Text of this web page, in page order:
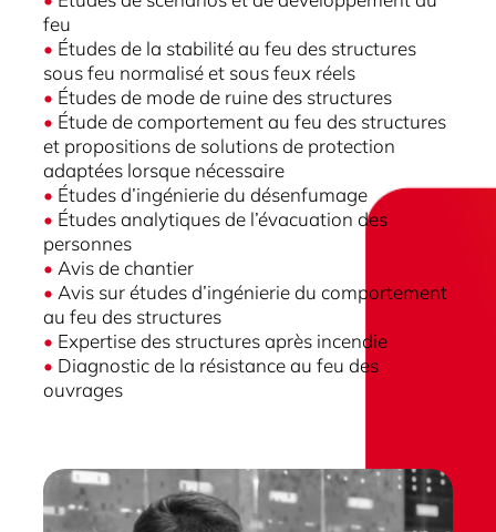
feu
• Études de la stabilité au feu des structures
sous feu normalisé et sous feux réels
• Études de mode de ruine des structures
• Étude de comportement au feu des structures
et propositions de solutions de protection
adaptées lorsque nécessaire
• Études d’ingénierie du désenfumage
• Études analytiques de l’évacuation des
personnes
• Avis de chantier
• Avis sur études d’ingénierie du comportement
au feu des structures
• Expertise des structures après incendie
• Diagnostic de la résistance au feu des
ouvrages